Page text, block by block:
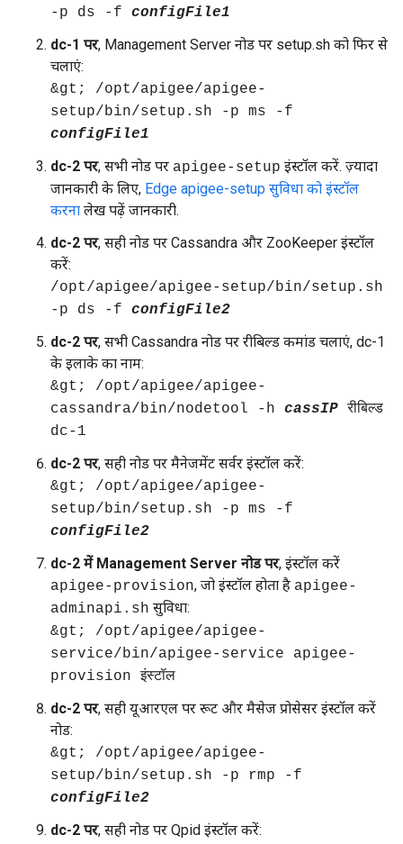
-p ds -f configFile1
dc-1 पर, Management Server नोड पर setup.sh को फिर से
चलाएं:
&gt; /opt/apigee/apigee-
setup/bin/setup.sh -p ms -f
configFile1
dc-2 पर, सभी नोड पर apigee-setup इंस्टॉल करें. ज़्यादा
जानकारी के लिए, Edge apigee-setup सुविधा को इंस्टॉल
करना लेख पढ़ें जानकारी.
dc-2 पर, सही नोड पर Cassandra और ZooKeeper इंस्टॉल
करें:
/opt/apigee/apigee-setup/bin/setup.sh
-p ds -f configFile2
dc-2 पर, सभी Cassandra नोड पर रीबिल्ड कमांड चलाएं, dc-1
के इलाके का नाम:
&gt; /opt/apigee/apigee-
cassandra/bin/nodetool -h cassIP रीबिल्ड
dc-1
dc-2 पर, सही नोड पर मैनेजमेंट सर्वर इंस्टॉल करें:
&gt; /opt/apigee/apigee-
setup/bin/setup.sh -p ms -f
configFile2
dc-2 में Management Server नोड पर, इंस्टॉल करें
apigee-provision, जो इंस्टॉल होता है apigee-
adminapi.sh सुविधा:
&gt; /opt/apigee/apigee-
service/bin/apigee-service apigee-
provision इंस्टॉल
dc-2 पर, सही यूआरएल पर रूट और मैसेज प्रोसेसर इंस्टॉल करें
नोड:
&gt; /opt/apigee/apigee-
setup/bin/setup.sh -p rmp -f
configFile2
dc-2 पर, सही नोड पर Qpid इंस्टॉल करें: